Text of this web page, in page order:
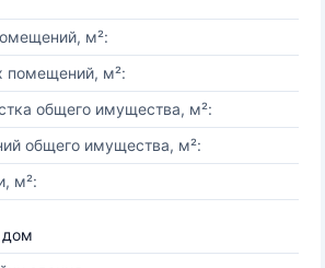
м²:
м²:
общего имущества, м²:
общего имущества, м²:
м²:
дом